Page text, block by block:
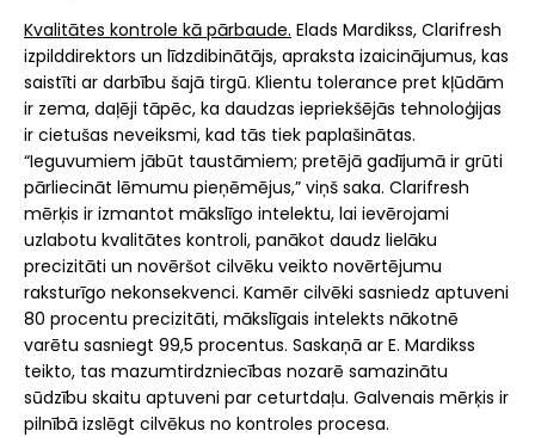
Kvalitātes kontrole kā pārbaude. Elads Mardikss, Clarifresh
izpilddirektors un līdzdibinātājs, apraksta izaicinājumus, kas
saistīti ar darbību šajā tirgū. Klientu tolerance pret kļūdām
ir zema, daļēji tāpēc, ka daudzas iepriekšējās tehnoloģijas
ir cietušas neveiksmi, kad tās tiek paplašinātas.
“Ieguvumiem jābūt taustāmiem; pretējā gadījumā ir grūti
pārliecināt lēmumu pieņēmējus,” viņš saka. Clarifresh
mērķis ir izmantot mākslīgo intelektu, lai ievērojami
uzlabotu kvalitātes kontroli, panākot daudz lielāku
precizitāti un novēršot cilvēku veikto novērtējumu
raksturīgo nekonsekvenci. Kamēr cilvēki sasniedz aptuveni
80 procentu precizitāti, mākslīgais intelekts nākotnē
varētu sasniegt 99,5 procentus. Saskaņā ar E. Mardikss
teikto, tas mazumtirdzniecības nozarē samazinātu
sūdzību skaitu aptuveni par ceturtdaļu. Galvenais mērķis ir
pilnībā izslēgt cilvēkus no kontroles procesa.